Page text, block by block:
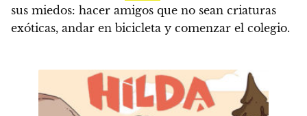
sus miedos: hacer amigos que no sean criaturas
exóticas, andar en bicicleta y comenzar el colegio.